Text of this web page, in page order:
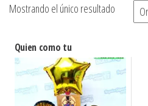
Mostrando el único resultado
Quien como tu